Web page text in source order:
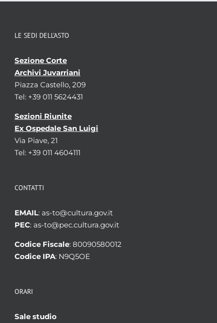
LE SEDI DELL’ASTO
Sezione Corte
Archivi Juvarriani
Piazza Castello, 209
Tel: +39 011 5624431
Sezioni Riunite
Ex Ospedale San Luigi
Via Piave, 21
Tel: +39 011 4604111
CONTATTI
EMAIL: as-to@cultura.gov.it
PEC: as-to@pec.cultura.gov.it
Codice Fiscale: 80090580012
Codice IPA: N9Q5OE
ORARI
Sale studio